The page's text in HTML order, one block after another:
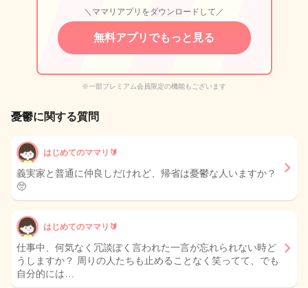
＼ママリアプリをダウンロードして／
無料アプリでもっと見る
※一部プレミアム会員限定の機能もございます
憂鬱に関する質問
はじめてのママリ🔰
義実家と普通に仲良しだけれど、帰省は憂鬱な人いますか？
🥺
はじめてのママリ🔰
仕事中、何気なく冗談ぽく言われた一言が忘れられない時ど
うしますか？ 周りの人たちも止めることなく笑ってて、でも
自分的には…